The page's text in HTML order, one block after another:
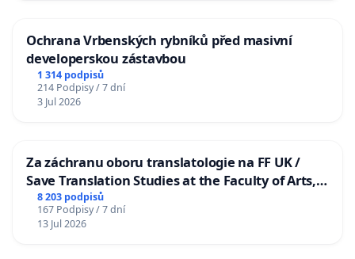
Ochrana Vrbenských rybníků před masivní
developerskou zástavbou
1 314 podpisů
214 Podpisy / 7 dní
3 Jul 2026
Za záchranu oboru translatologie na FF UK /
Save Translation Studies at the Faculty of Arts,
Charles University
8 203 podpisů
167 Podpisy / 7 dní
13 Jul 2026